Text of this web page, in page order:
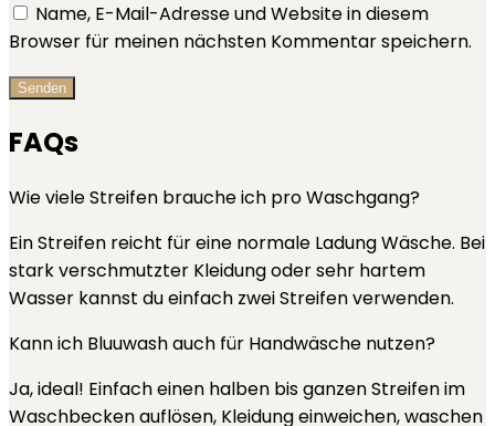
Name, E-Mail-Adresse und Website in diesem
Browser für meinen nächsten Kommentar speichern.
FAQs
Wie viele Streifen brauche ich pro Waschgang?
Ein Streifen reicht für eine normale Ladung Wäsche. Bei
stark verschmutzter Kleidung oder sehr hartem
Wasser kannst du einfach zwei Streifen verwenden.
Kann ich Bluuwash auch für Handwäsche nutzen?
Ja, ideal! Einfach einen halben bis ganzen Streifen im
Waschbecken auflösen, Kleidung einweichen, waschen